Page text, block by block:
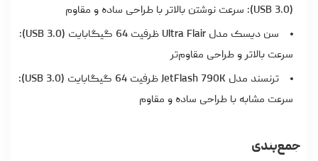
(USB 3.0): سرعت نوشتن بالاتر با طراحی ساده و مقاوم
سن دیسک مدل Ultra Flair ظرفیت 64 گیگابایت (USB 3.0):
سرعت بالاتر و طراحی مقاوم‌تر
ترنسند مدل JetFlash 790K ظرفیت 64 گیگابایت (USB 3.0):
سرعت مشابه با طراحی ساده و مقاوم
جمع‌بندی